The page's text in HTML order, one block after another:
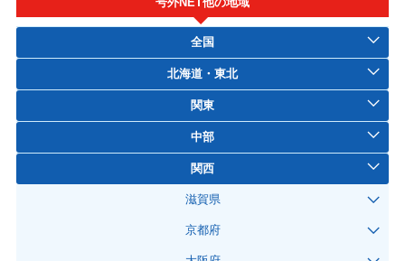
全国
北海道・東北
関東
中部
関西
滋賀県
京都府